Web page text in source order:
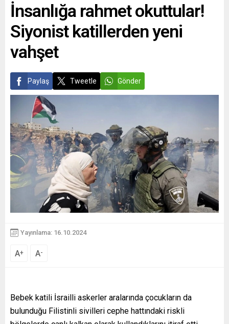
İnsanlığa rahmet okuttular!
Siyonist katillerden yeni
vahşet
Paylaş Tweetle Gönder
Yayınlama: 16.10.2024
A+ A-
Bebek katili İsrailli askerler aralarında çocukların da
bulunduğu Filistinli sivilleri cephe hattındaki riskli